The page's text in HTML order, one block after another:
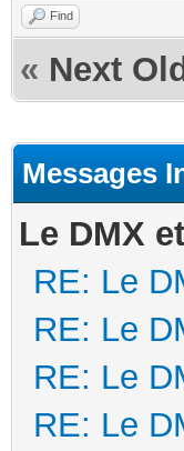
Find
« Next
Messages
Le DMX
RE: Le
RE: Le
RE: Le
RE: Le